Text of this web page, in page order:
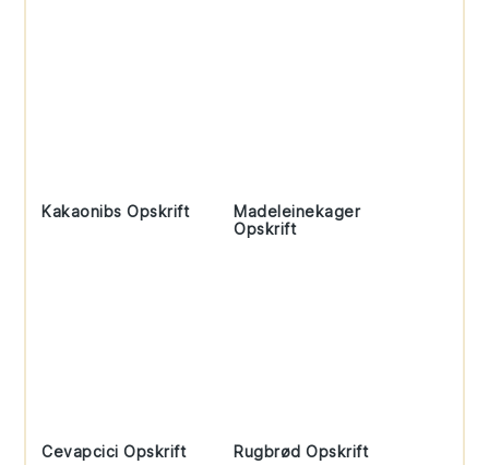
Kakaonibs Opskrift
Madeleinekager
Opskrift
Cevapcici Opskrift Rugbrød Opskrift